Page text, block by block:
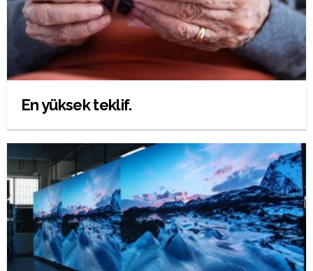
En yüksek teklif.